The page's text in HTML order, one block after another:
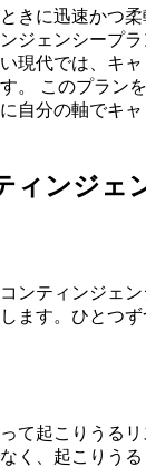
きに迅速かつ
ジェンシープラ
現代では、キ
。
このプラン
自分の軸でキ
ィンジェ
ンティンジェ
ます。ひとつ
て起こりうる
く、起こりう